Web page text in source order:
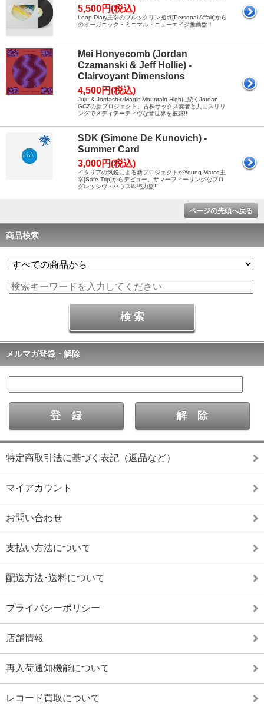
5,500円(税込)
Loop Diary主宰のブルックリン拠点[Personal Affair]から
のオーガニック・ミニマル・ニューエイジ推薦盤！
Mei Honyecomb (Jordan
Czamanski & Jeff Hollie) -
Clairvoyant Dimensions
4,500円(税込)
Juju & JordashやMagic Mountain Highに続くJordan
GCZの新プロジェクト。古株サックス奏者と共にスリリ
ングでメディテーティヴな音世界を披露!!
SDK (Simone De Kunovich) -
Summer Card
3,000円(税込)
イタリアの気鋭による新プロジェクトがYoung Marco主
宰[Safe Trip]からデビュー。サマーフィーリングなプロ
グレッシヴ・ハウス即戦力盤!!
ページの先頭へ戻る
商品検索
メルマガ登録・解除
特定商取引法に基づく表記（返品など）
マイアカウント
お問い合わせ
支払い方法について
配送方法･送料について
プライバシーポリシー
店舗情報
再入荷通知機能について
レコード買取について